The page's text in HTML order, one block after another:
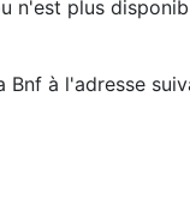
n'est plus
Bnf à l'adresse